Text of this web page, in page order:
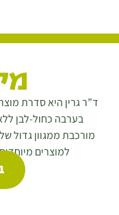
ד”ר גרין היא סדרת
בערבה כחול-לבן
מורכבת ממגוון גדול
למוצרים